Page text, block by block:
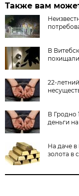
Также вам
В
22-
В Гродно
деньги
На даче
золота в